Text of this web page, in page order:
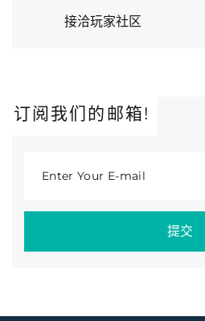
接洽玩家社区
订阅我们的邮箱!
Enter Your E-mail
提交